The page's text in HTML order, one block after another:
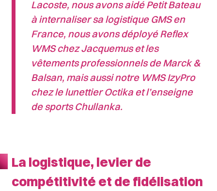
Lacoste, nous avons aidé Petit Bateau
à internaliser sa logistique GMS en
France, nous avons déployé Reflex
WMS chez Jacquemus et les
vêtements professionnels de Marck &
Balsan, mais aussi notre WMS IzyPro
chez le lunettier Octika et l’enseigne
de sports Chullanka.
La logistique, levier de
compétitivité et de fidélisation